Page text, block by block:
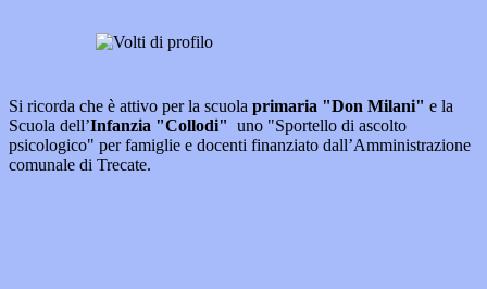
Si ricorda che è attivo per la scuola primaria "Don Milani" e la
Scuola dell’Infanzia "Collodi" uno "Sportello di ascolto
psicologico" per famiglie e docenti finanziato dall’Amministrazione
comunale di Trecate.